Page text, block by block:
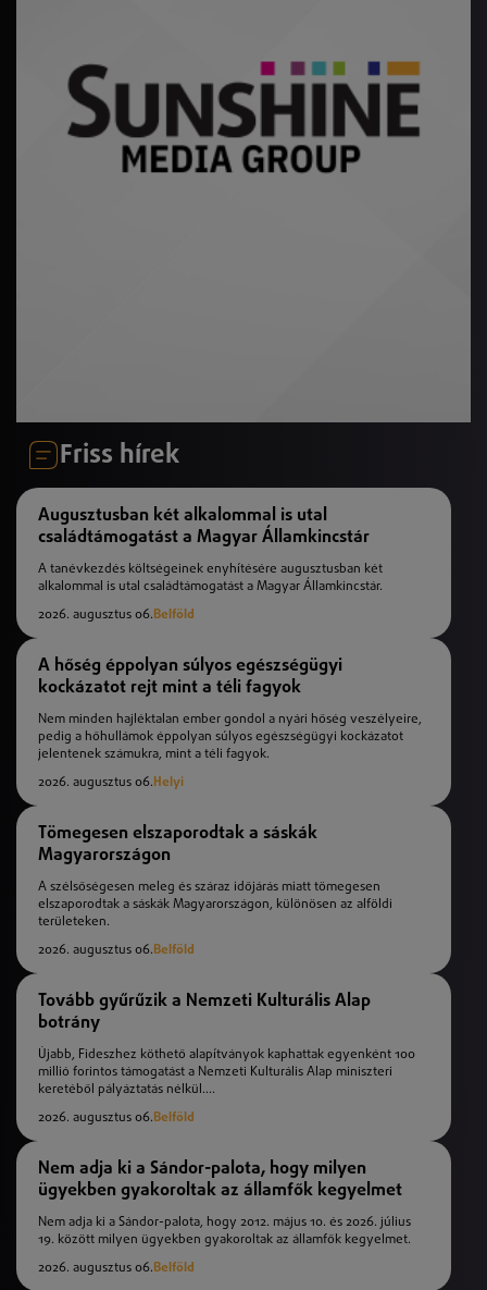
Friss hírek
Augusztusban két alkalommal is utal
családtámogatást a Magyar Államkincstár
A tanévkezdés költségeinek enyhítésére augusztusban két
alkalommal is utal családtámogatást a Magyar Államkincstár.
2026. augusztus 06.Belföld
A hőség éppolyan súlyos egészségügyi
kockázatot rejt mint a téli fagyok
Nem minden hajléktalan ember gondol a nyári hőség veszélyeire,
pedig a hőhullámok éppolyan súlyos egészségügyi kockázatot
jelentenek számukra, mint a téli fagyok.
2026. augusztus 06. Helyi
Tömegesen elszaporodtak a sáskák
Magyarországon
A szélsőségesen meleg és száraz időjárás miatt tömegesen
elszaporodtak a sáskák Magyarországon, különösen az alföldi
területeken.
2026. augusztus 06.Belföld
Tovább gyűrűzik a Nemzeti Kulturális Alap
botrány
Újabb, Fideszhez köthető alapítványok kaphattak egyenként 100
millió forintos támogatást a Nemzeti Kulturális Alap miniszteri
keretéből pályáztatás nélkül....
2026. augusztus 06.Belföld
Nem adja ki a Sándor-palota, hogy milyen
ügyekben gyakoroltak az államfők kegyelmet
Nem adja ki a Sándor-palota, hogy 2012. május 10. és 2026. július
19. között milyen ügyekben gyakoroltak az államfők kegyelmet.
2026. augusztus 06.Belföld